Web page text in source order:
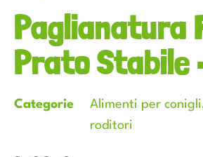
Paglianatura
Prato Stabile
Categorie Alimenti per conigli
roditori